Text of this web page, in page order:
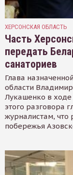
ХЕРСОНСКАЯ ОБЛАСТЬ
Часть
передать
санаториев
Глава
области
Лукашенко в ходе
этого разговора
журналистам, что
побережья